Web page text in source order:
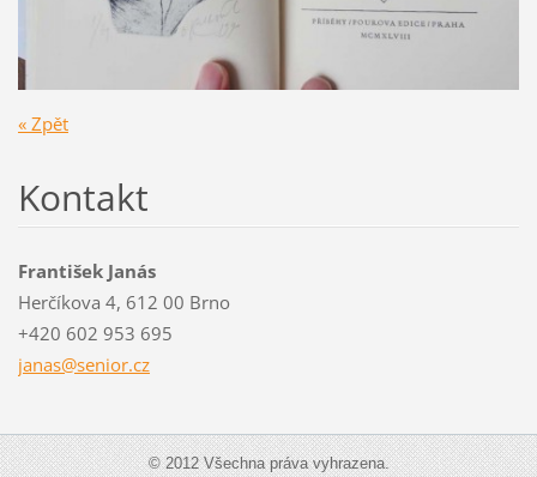
« Zpět
Kontakt
František Janás
Herčíkova 4, 612 00 Brno
+420 602 953 695
janas@senior.cz
© 2012 Všechna práva vyhrazena.